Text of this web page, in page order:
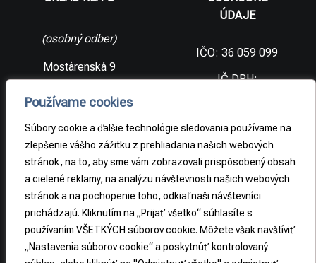
Používame cookies
Súbory cookie a ďalšie technológie sledovania používame na
zlepšenie vášho zážitku z prehliadania našich webových
stránok, na to, aby sme vám zobrazovali prispôsobený obsah
a cielené reklamy, na analýzu návštevnosti našich webových
stránok a na pochopenie toho, odkiaľ naši návštevníci
prichádzajú. Kliknutím na „Prijať všetko“ súhlasíte s
používaním VŠETKÝCH súborov cookie. Môžete však navštíviť
„Nastavenia súborov cookie“ a poskytnúť kontrolovaný
(osobný odber)
Mostárenská 9
republika
ÚDAJE
IČO: 36 059 099
IČ DPH:
2021733065
PRÁVNE
INFORMÁCIE
Obchodné
podmienky
Odstúpenie od